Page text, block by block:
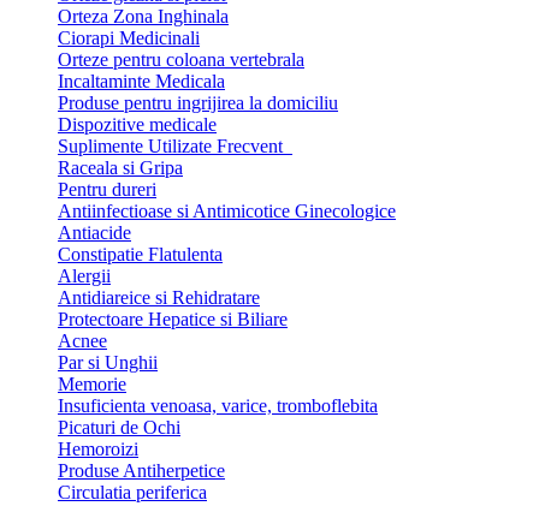
Orteza Zona Inghinala
Ciorapi Medicinali
Orteze pentru coloana vertebrala
Incaltaminte Medicala
Produse pentru ingrijirea la domiciliu
Dispozitive medicale
Suplimente Utilizate Frecvent
Raceala si Gripa
Pentru dureri
Antiinfectioase si Antimicotice Ginecologice
Antiacide
Constipatie Flatulenta
Alergii
Antidiareice si Rehidratare
Protectoare Hepatice si Biliare
Acnee
Par si Unghii
Memorie
Insuficienta venoasa, varice, tromboflebita
Picaturi de Ochi
Hemoroizi
Produse Antiherpetice
Circulatia periferica